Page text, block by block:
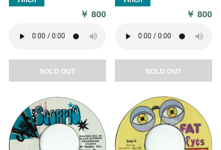
￥800
SOLD OUT
￥800
SOLD OUT